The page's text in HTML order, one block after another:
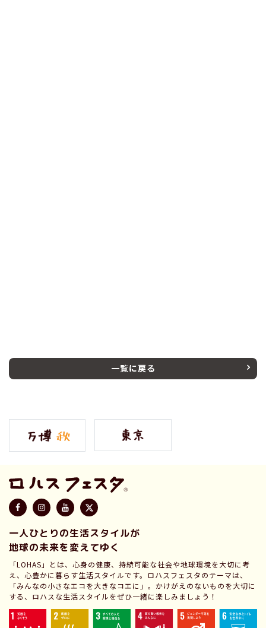
一覧に戻る
一人ひとりの生活スタイルが
地球の未来を変えてゆく
「LOHAS」とは、心身の健康、持続可能な社会や地球環境を大切に考
え、心豊かに暮らす生活スタイルです。ロハスフェスタのテーマは、
「みんなの小さなエコを大きなコエに」。かけがえのないものを大切に
する、ロハスな生活スタイルをぜひ一緒に楽しみましょう！